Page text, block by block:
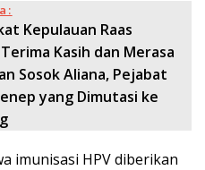
Kepulauan Raas
Kasih dan Merasa
Sosok Aliana, Pejabat
yang Dimutasi ke
imunisasi HPV diberikan